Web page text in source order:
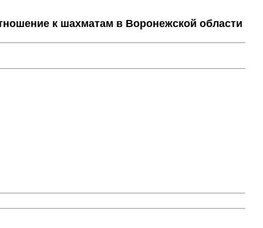
к шахматам в Воронежской области